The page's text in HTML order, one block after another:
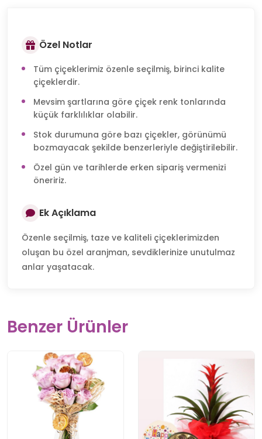
Özel Notlar
Tüm çiçeklerimiz özenle seçilmiş, birinci kalite
çiçeklerdir.
Mevsim şartlarına göre çiçek renk tonlarında
küçük farklılıklar olabilir.
Stok durumuna göre bazı çiçekler, görünümü
bozmayacak şekilde benzerleriyle değiştirilebilir.
Özel gün ve tarihlerde erken sipariş vermenizi
öneririz.
Ek Açıklama
Özenle seçilmiş, taze ve kaliteli çiçeklerimizden
oluşan bu özel aranjman, sevdiklerinize unutulmaz
anlar yaşatacak.
Benzer Ürünler